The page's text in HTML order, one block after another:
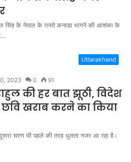
सिंह के नेपाल के रास्ते कनाडा भागने की आशंका के
Uttarakhand
2023 0 91
की हर बात झूठी, विदेश
खराब करने का किया
चरण भी पहले की तरह धुलता नजर आ रहा है।